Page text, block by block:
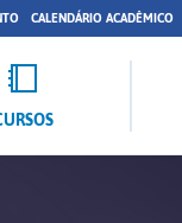
CALENDÁRIO ACADÊMICO